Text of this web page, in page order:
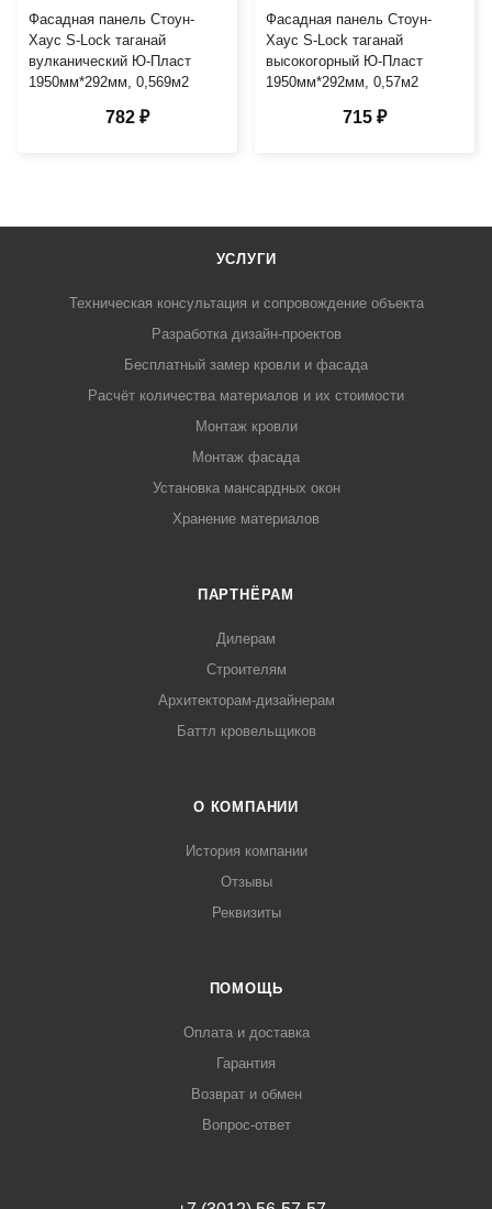
Фасадная панель Стоун-
Хаус S-Lock таганай
вулканический Ю-Пласт
1950мм*292мм, 0,569м2
782 ₽
Фасадная панель Стоун-
Хаус S-Lock таганай
высокогорный Ю-Пласт
1950мм*292мм, 0,57м2
715 ₽
УСЛУГИ
Техническая консультация и сопровождение объекта
Разработка дизайн-проектов
Бесплатный замер кровли и фасада
Расчёт количества материалов и их стоимости
Монтаж кровли
Монтаж фасада
Установка мансардных окон
Хранение материалов
ПАРТНЁРАМ
Дилерам
Строителям
Архитекторам-дизайнерам
Баттл кровельщиков
О КОМПАНИИ
История компании
Отзывы
Реквизиты
ПОМОЩЬ
Оплата и доставка
Гарантия
Возврат и обмен
Вопрос-ответ